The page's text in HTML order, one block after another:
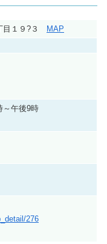
目１９?３ MAP
～午後9時
276